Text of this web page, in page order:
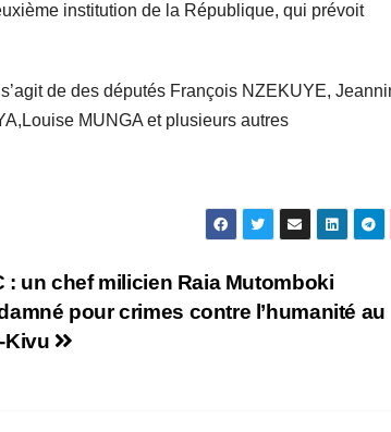
institution de la République, qui prévoit
de des députés François NZEKUYE,
MUNGA et plusieurs autres
: un chef milicien Raia Mutomboki
pour crimes contre l’humanité au
Kivu